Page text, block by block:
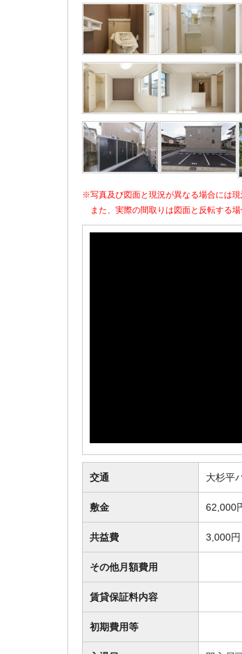
※写真及び図面と現況が異なる場合には現
また、実際の間取りは図面と反転する場
交通 大杉平
敷金 62,000
共益費 3,000円
その他月額費用
賃貸保証料内容
初期費用等